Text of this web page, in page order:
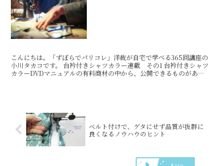
こんにちは。「ずぼらでパリコレ」洋裁が自宅で学べる365回講座の
小川タカコです。 台衿付きシャツカラー連載 その1 台衿付きシャツ
カラーDVDマニュアルの有料商材の中から、公開できるものがあっ
ベルト付けで、ゲタにせず品質が抜群に
良くなるノウハウのヒント